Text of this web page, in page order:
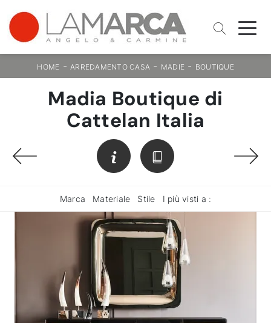
HOME - ARREDAMENTO CASA - MADIE - BOUTIQUE
Madia Boutique di
Cattelan Italia
Marca Materiale Stile I più visti a :